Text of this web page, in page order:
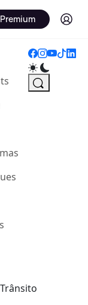
Premium Log in
Trânsito